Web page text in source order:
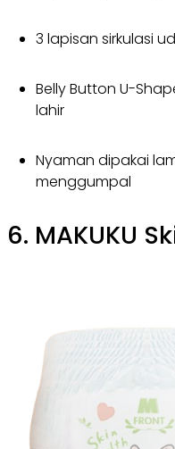
3 lapisan sirkulasi
Belly Button U-
lahir
Nyaman dipakai
menggumpal
6. MAKUKU